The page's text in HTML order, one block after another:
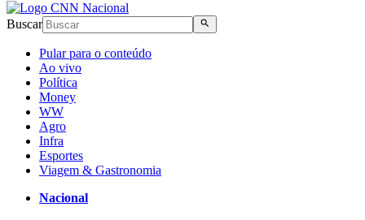
Buscar
Pular para o conteúdo
Ao vivo
Política
Money
WW
Agro
Infra
Esportes
Viagem & Gastronomia
Nacional